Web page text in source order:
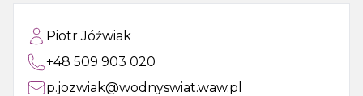
Piotr Jóźwiak
+48 509 903 020
p.jozwiak@wodnyswiat.waw.pl